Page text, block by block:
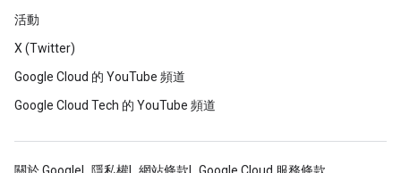
活動
X (Twitter)
Google Cloud 的 YouTube 頻道
Google Cloud Tech 的 YouTube 頻道